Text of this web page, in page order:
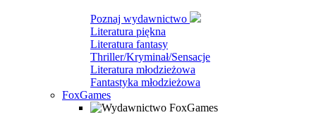
Poznaj wydawnictwo
Literatura piękna
Literatura fantasy
Thriller/Kryminał/Sensacje
Literatura młodzieżowa
Fantastyka młodzieżowa
FoxGames